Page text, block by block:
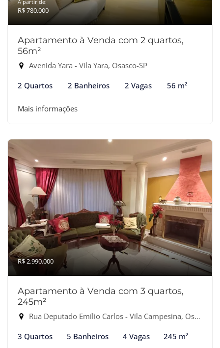
A partir de:
R$ 780.000
Apartamento à Venda com 2 quartos,
56m²
Avenida Yara - Vila Yara, Osasco-SP
2 Quartos 2 Banheiros 2 Vagas 56 m²
Mais informações
R$ 2.990.000
Apartamento à Venda com 3 quartos,
245m²
Rua Deputado Emílio Carlos - Vila Campesina, Osasco-SP
3 Quartos 5 Banheiros 4 Vagas 245 m²